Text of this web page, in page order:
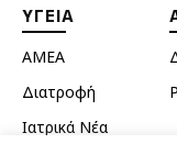
ΥΓΕΙΑ
ΑΜΕΑ
Διατροφή
Ιατρικά Νέα